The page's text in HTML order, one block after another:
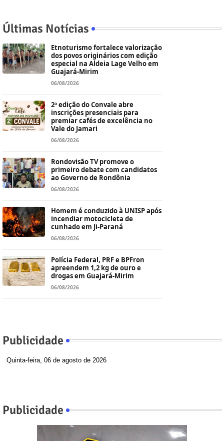
Últimas Notícias
Etnoturismo fortalece valorização
dos povos originários com edição
especial na Aldeia Lage Velho em
Guajará-Mirim
06/08/2026
2ª edição do Convale abre
inscrições presenciais para
premiar cafés de excelência no
Vale do Jamari
06/08/2026
Rondovisão TV promove o
primeiro debate com candidatos
ao Governo de Rondônia
06/08/2026
Homem é conduzido à UNISP após
incendiar motocicleta de
cunhado em Ji-Paraná
06/08/2026
Polícia Federal, PRF e BPFron
apreendem 1,2 kg de ouro e
drogas em Guajará-Mirim
06/08/2026
Publicidade
Quinta-feira, 06 de agosto de 2026
Publicidade